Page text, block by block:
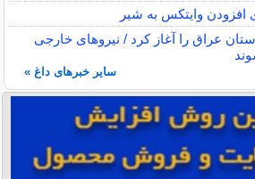
وایتکس به شیر
عراق را آغاز کرد / نیروهای خارجی
سایر خبرهای داغ »